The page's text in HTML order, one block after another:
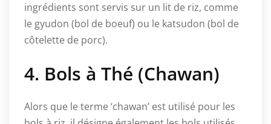
ingrédients sont servis sur un lit de riz, comme
le gyudon (bol de boeuf) ou le katsudon (bol de
côtelette de porc).
4. Bols à Thé (Chawan)
Alors que le terme ‘chawan’ est utilisé pour les